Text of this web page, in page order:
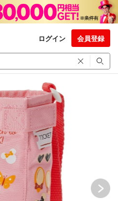
ログイン 会員登録